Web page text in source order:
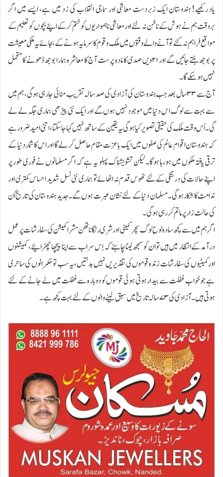
یاد رکھیے! ہندوستان ایک زبردست معاشی اور سماجی انقلاب کی زد میں ہے، ایسے میں اگر
بروقت ہم نے ہوش کے ناخن نہ لئے اور معاشی ناہمواریوں کو ختم کرکے اپنے بچوں کو تعلیم کے
مواقع فراہم نہ کئے تو آنے والے وقتوں میں ملک و قوم کا سرمایہ ہونے کے بجائے یہ ملکی معیشت
پر بوجھ بنتے جائیں گے اور ۲۱ویں صدی کا مادہ پرست آج کا معاشرہ ہمارا بوجھ ڈھونے کا متحمل
نہیں ہوسکے گا۔
آج سے ۳۳ سال بعد جب ہندوستان کی آزادی کی صد سالہ تقریب منائی جارہی ہوگی، ہم میں
سے بہت سے لوگ اس دنیا میں موجود نہیں ہوں گے اور ایک نئی پیڑھی ہماری جگہ لے لے
گی۔ اُس وقت ملک کی حقیقی تصویر کیا ہوگی یہ یقین کے ساتھ نہیں کہا جاسکتا، اتنی امید ضرور ہے
کہ ہندوستان اقوام عالم کی صفوں میں ایک باعزت مقام حاصل کر لے گا اور اس کا شمار دنیا کے
ترقی یافتہ ملکوں میں ہورہا ہوگا۔ لیکن تشویشناک پہلو یہ ہے کہ اگر مسلمانوں نے فوری طور پر
اپنے حالات کی درستگی کے لئے ٹھوس قدم نہ اٹھائے تو ہماری نئی نسل شدید احساس کمتری اور
ندامت کا شکار ہوگی۔ مسلمان دنیا کے لئے نشان عبرت ہوں گے۔ جدید ہندوستان کی تاریخ اُن
کی حالت زار پر ماتم کر رہی ہوگی۔
اگر ہم میں سے کچھ سادہ لوح لوگ سچر کمیٹی اور شری رنگاناتھن مشرا کمیشن کی سفارشات پر عمل
درآمد کے انتظار میں ہیں تو ان کو سمجھ لینا چاہئے کہ اِس سراب سے اپنا پیچھا چھڑائیے، کمیشنوں
اور کمیٹیوں کی سفارشات زندہ قوموں کی تقدیریں نہیں بدلتیں، یہ سب تو حکمرانوں کی ساحری
ہے جو خواب غفلت سے بیدار ہوتی ہوئی قوموں کو دوبارہ سے غفلت میں لے جانے کے لئے
ہوتی ہیں۔ آزادی کی ۷۳ سالہ تاریخ میں سبق لینے والوں کے لئے بہت کچھ ہے۔